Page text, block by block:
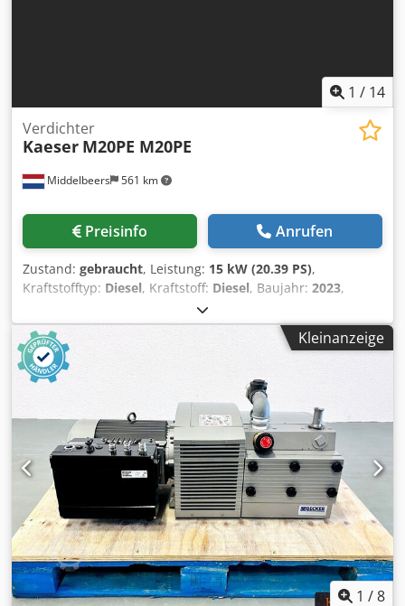
1 / 14
Middelbeers 561 km
Verdichter
Kaeser M20PE M20PE
Preisinfo Anrufen
Zustand: gebraucht, Leistung: 15 kW (20.39 PS),
Kraftstofftyp: Diesel, Kraftstoff: Diesel, Baujahr: 2023,
, Baujahr: 2023 Verwendungszweck:
Bauwesen CE-Kennzeichnung: ja Preis: Auf Anfrage
Cedpfsxuu Nmjx Ap Asha Seriennummer:
WKA0N0500P9093839 Durchfuhr Kapazität: 120 m3/h
Kleinanzeige
1 /8